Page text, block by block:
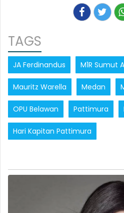
TAGS
JA Ferdinandus M1R Sumut
Mauritz Warella Medan
OPU Belawan Pattimura
Hari Kapitan Pattimura